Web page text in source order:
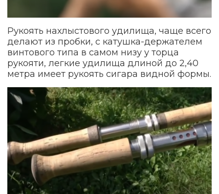
Рукоять нахлыстового удилища, чаще всего
делают из пробки, с катушка-держателем
винтового типа в самом низу у торца
рукояти, легкие удилища длиной до 2,40
метра имеет рукоять сигара видной формы.